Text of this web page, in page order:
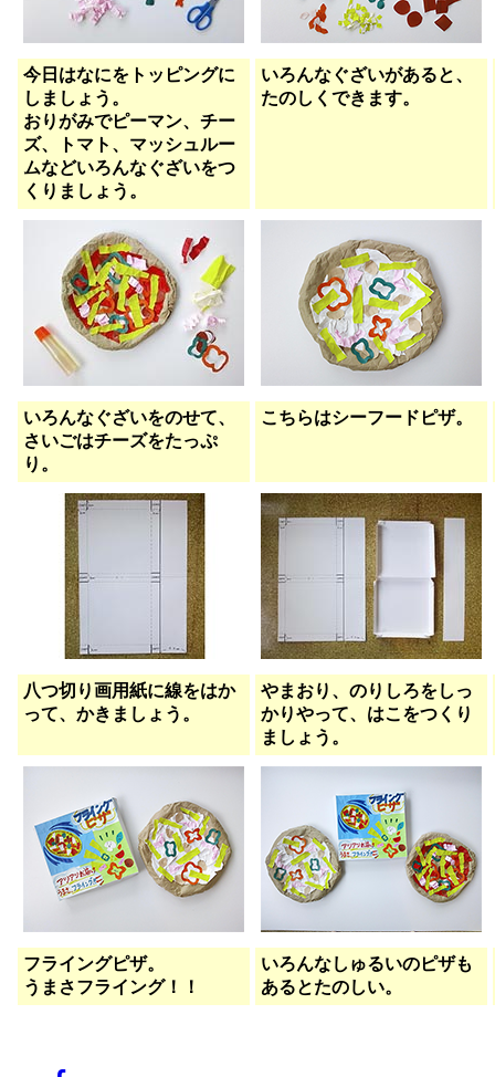
今日はなにをトッピングに
しましょう。
おりがみでピーマン、チー
ズ、トマト、マッシュルー
ムなどいろんなぐざいをつ
くりましょう。
いろんなぐざいがあると、
たのしくできます。
いろんなぐざいをのせて、
さいごはチーズをたっぷ
り。
こちらはシーフードピザ。
八つ切り画用紙に線をはか
って、かきましょう。
やまおり、のりしろをしっ
かりやって、はこをつくり
ましょう。
フライングピザ。
うまさフライング！！
いろんなしゅるいのピザも
あるとたのしい。